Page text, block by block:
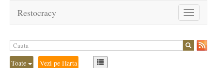
Toggle
navigation
Restocracy
Toate Vezi pe Harta